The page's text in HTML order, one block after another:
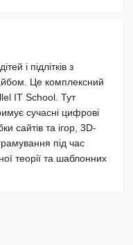
і підлітків з
Це комплексний
IT School. Тут
сучасні цифрові
сайтів та ігор, 3D-
під час
теорії та шаблонних